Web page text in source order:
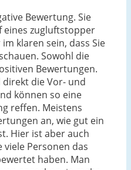
Bewertung. Sie
eines zugluftstopper
klaren sein, dass Sie
Sowohl die
Bewertungen.
direkt die Vor- und
können so eine
reffen. Meistens
an, wie gut ein
Hier ist aber auch
Personen das
haben. Man